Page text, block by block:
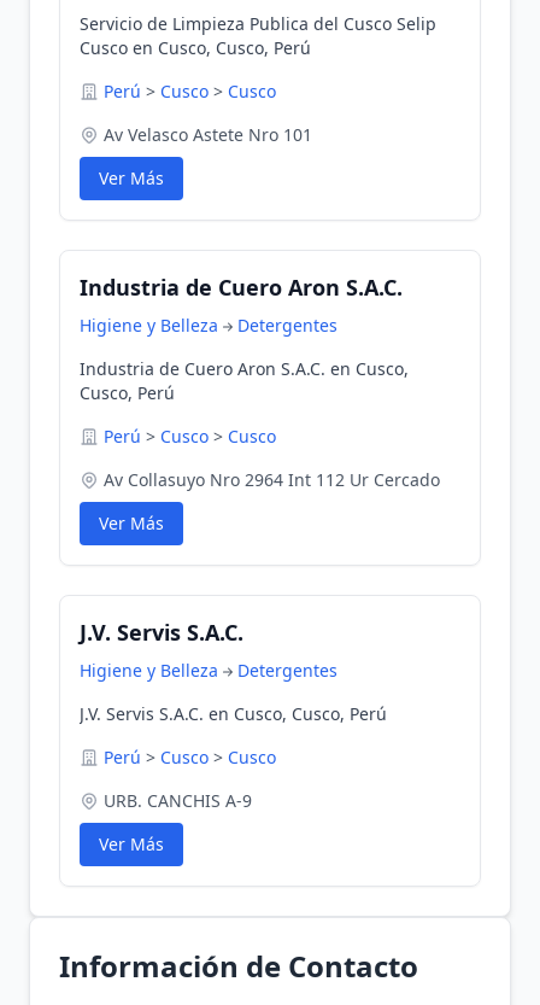
Servicio de Limpieza Publica del Cusco Selip
Cusco en Cusco, Cusco, Perú
Perú > Cusco > Cusco
Av Velasco Astete Nro 101
Ver Más
Industria de Cuero Aron S.A.C.
Higiene y Belleza
Detergentes
Industria de Cuero Aron S.A.C. en Cusco,
Cusco, Perú
Perú > Cusco > Cusco
Av Collasuyo Nro 2964 Int 112 Ur Cercado
Ver Más
J.V. Servis S.A.C.
Higiene y Belleza
Detergentes
J.V. Servis S.A.C. en Cusco, Cusco, Perú
Perú > Cusco > Cusco
URB. CANCHIS A-9
Ver Más
Información de Contacto